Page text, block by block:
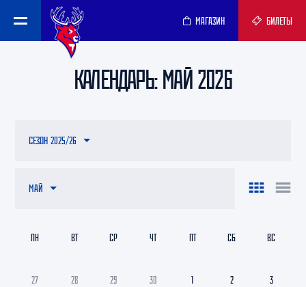
МАГАЗИН БИЛЕТЫ
КАЛЕНДАРЬ: МАЙ 2026
МАЙ
СЕЗОН 2025/26
27 28 29 30 1 2 3
ПН ВТ СР ЧТ ПТ СБ ВС